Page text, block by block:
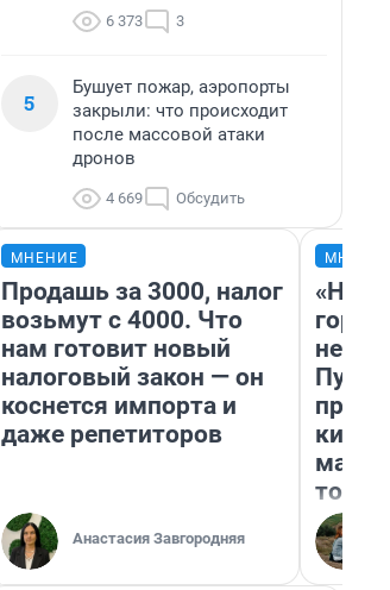
6 373 3
5
Бушует пожар, аэропорты
закрыли: что происходит
после массовой атаки
дронов
4 669 Обсудить
МНЕНИЕ
Продашь за 3000, налог
возьмут с 4000. Что
нам готовит новый
налоговый закон — он
коснется импорта и
даже репетиторов
Анастасия Завгородняя
«Нет
того